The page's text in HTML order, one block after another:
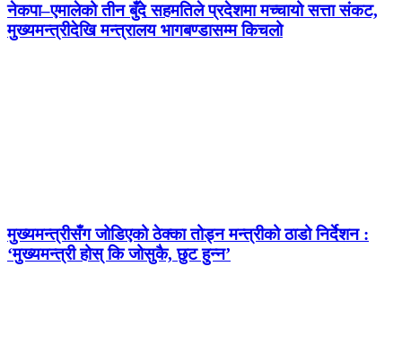
नेकपा–एमालेको तीन बुँदे सहमतिले प्रदेशमा मच्चायो सत्ता संकट,
मुख्यमन्त्रीदेखि मन्त्रालय भागबण्डासम्म किचलो
मुख्यमन्त्रीसँग जोडिएको ठेक्का तोड्न मन्त्रीको ठाडो निर्देशन :
‘मुख्यमन्त्री होस् कि जोसुकै, छुट हुन्न’